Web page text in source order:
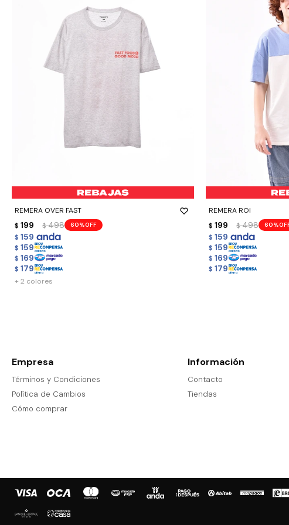
REMERA OVER FAST
$ 199 $ 498 60
$ 159
$ 159
$ 169
$ 179
- +
+ 2 colores
REMERA ROI
$ 199 $ 498 60
$ 159
$ 159
$ 169
$ 179
- +
Empresa
Términos y Condiciones
Política de Cambios
Cómo comprar
Información
Contacto
Tiendas